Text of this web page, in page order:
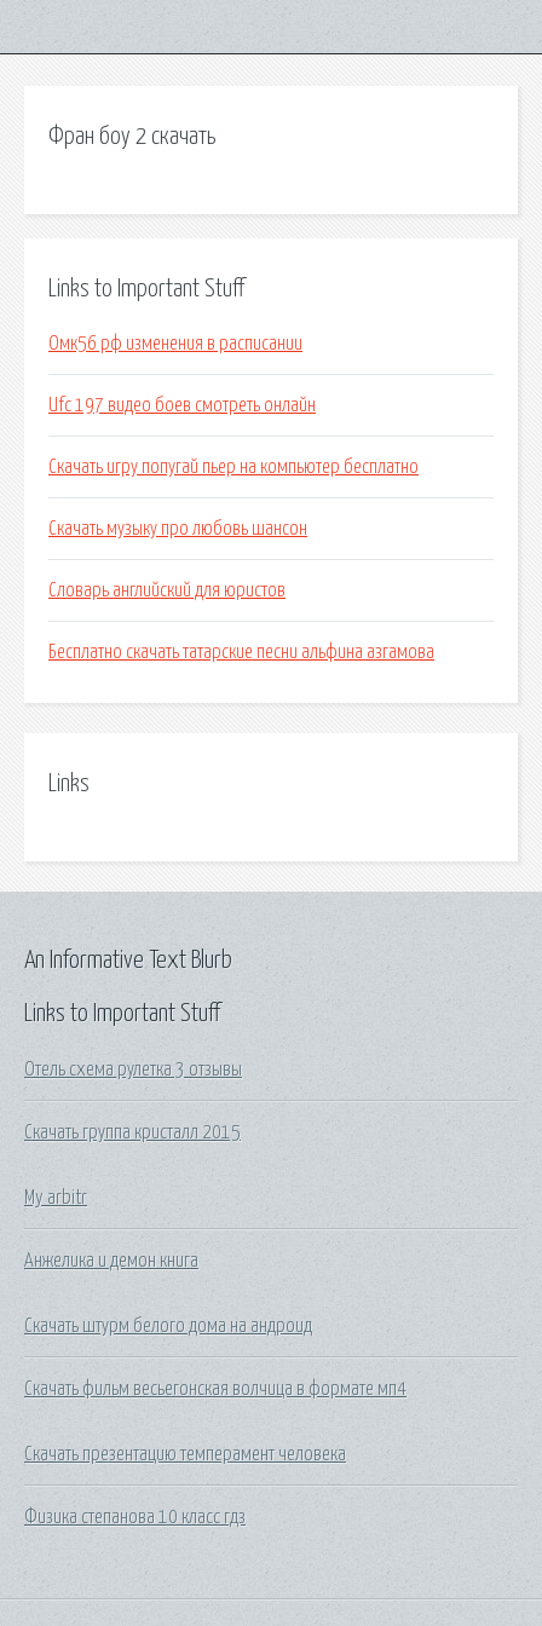
Фран боу 2 скачать
Links to Important Stuff
Омк56 рф изменения в расписании
Ufc 197 видео боев смотреть онлайн
Скачать игру попугай пьер на компьютер бесплатно
Скачать музыку про любовь шансон
Словарь английский для юристов
Бесплатно скачать татарские песни альфина азгамова
Links
Links to Important Stuff
Отель схема рулетка 3 отзывы
Скачать группа кристалл 2015
My arbitr
Анжелика и демон книга
Скачать штурм белого дома на андроид
Скачать фильм весьегонская волчица в формате мп4
Скачать презентацию темперамент человека
Физика степанова 10 класс гдз
An Informative Text Blurb